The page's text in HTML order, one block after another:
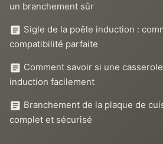
un branchement sûr
Sigle de la poêle induction :
compatibilité parfaite
Comment savoir si une
induction facilement
Branchement de la plaque de
complet et sécurisé